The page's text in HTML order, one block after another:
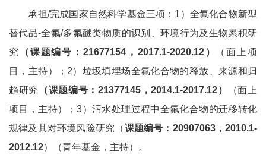
承担/完成国家自然科学基金三项： 1）全氟化合物新型
替代品-全氟/多氟醚类物质的识别、环境行为及生物累积研
究
（课题编号：21677154 ， 2017.1-2020.12）
（面上项
目，主持）； 2）垃圾填埋场全氟化合物的释放、来源和归
趋研究 （课题编号： 21377145 ，2014.1-2017.12）
（面上
项目，主持）；3）污水处理过程中全氟化合物的迁移转化
规律及其对环境风险研究（课题编号： 20907063，2010.1-
2012.12）（青年基金，主持）。